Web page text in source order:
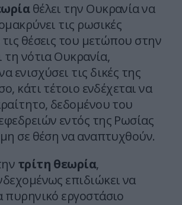
θέλει την Ουκρανία να
τις ρωσικές
θέσεις του μετώπου στην
τη νότια Ουκρανία,
ενισχύσει τις δικές της
κάτι τέτοιο ενδέχεται να
δεδομένου του
εντός της Ρωσίας
σε θέση να αναπτυχθούν.
τρίτη θεωρία,
επιδιώκει να
πυρηνικό εργοστάσιο